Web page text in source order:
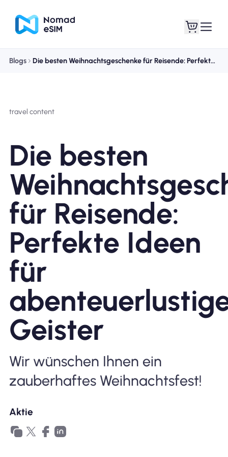
Shop-Tarife
Über eSIM
Warum Nomad eSIM
Verwendung einer eSIM
Für das Geschäft
Blogs Die besten Weihnachtsgeschenke für Reisende: Perfekte Ideen für abenteuerlustige Geister
travel content
Die besten
für Reisende:
Perfekte Ideen
für
Geister
Wir wünschen Ihnen ein
zauberhaftes Weihnachtsfest!
Aktie